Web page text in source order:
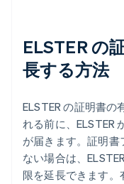
ELSTER の
長する方法
ELSTER の証明書の
れる前に、ELSTER
が届きます。証明
ない場合は、
限を延長できます。